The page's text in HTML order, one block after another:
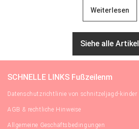
Weiterlesen
Siehe alle Artikel
SCHNELLE LINKS Fußzeilenm
Datenschutzrichtlinie von schnitzeljagd-kinder
AGB & rechtliche Hinweise
Allgemeine Geschäftsbedingungen